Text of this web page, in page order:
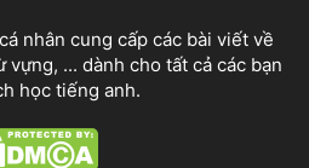
nhân cung cấp các bài viết về
... dành cho tất cả các bạn
học tiếng anh.